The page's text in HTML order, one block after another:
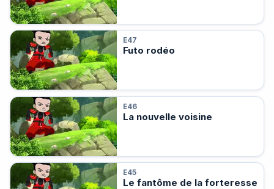
E47
Futo rodéo
E46
La nouvelle voisine
E45
Le fantôme de la forteresse